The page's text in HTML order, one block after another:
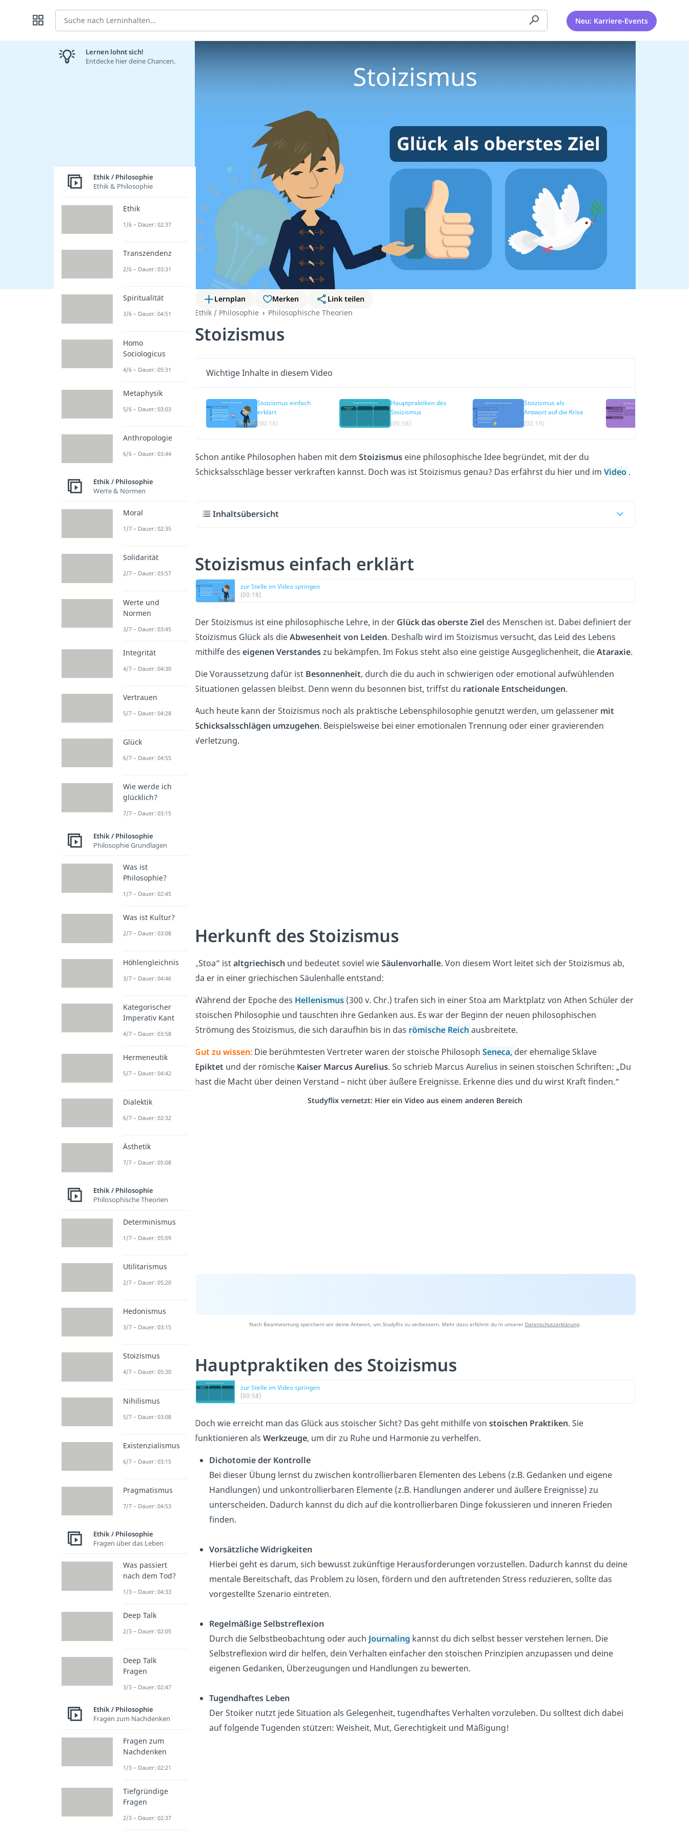
Suche Neu: Karriere-Events
Lernplan Merken
Link teilen
Ethik / Philosophie
Philosophische Theorien
Stoizismus
Wichtige Inhalte in diesem Video
Stoizismus einfach
erklärt
(00:18)
Hauptpraktiken des
Stoizismus
(00:58)
Stoizismus als
Antwort auf die Krise
(02:19)
Schon antike Philosophen haben mit dem Stoizismuseine philosophische Idee begründet, mit der du
Schicksalsschläge besser verkraften kannst. Doch was ist Stoizismus genau? Das erfährst du hier und im Video .
Inhaltsübersicht
Stoizismus einfach erklärt
zur Stelle im Video springen
(00:18)
Der Stoizismus ist eine philosophische Lehre, in der Glück das oberste Ziel des Menschen ist. Dabei definiert der
Stoizismus Glück als dieAbwesenheit von Leiden. Deshalb wird im Stoizismus versucht, das Leid des Lebens
mithilfe des eigenen Verstandeszu bekämpfen. Im Fokus steht also eine geistige Ausgeglichenheit, dieAtaraxie.
Die Voraussetzung dafür ist Besonnenheit, durch die du auch in schwierigen oder emotional aufwühlenden
Situationen gelassen bleibst. Denn wenn du besonnen bist, triffst du rationale Entscheidungen.
Auch heute kann der Stoizismus noch als praktische Lebensphilosophie genutzt werden, um gelassener mit
Schicksalsschlägen umzugehen. Beispielsweise bei einer emotionalen Trennung oder einer gravierenden
Verletzung.
Herkunft des Stoizismus
„Stoa“ istaltgriechisch und bedeutet soviel wieSäulenvorhalle. Von diesem Wort leitet sich der Stoizismus ab,
da er in einer griechischen Säulenhalle entstand:
Während der Epoche des Hellenismus (300 v. Chr.) trafen sich in einer Stoa am Marktplatz von Athen Schüler der
stoischen Philosophie und tauschten ihre Gedanken aus. Es war der Beginn der neuen philosophischen
Strömung des Stoizismus, die sich daraufhin bis in das römische Reich ausbreitete.
Gut zu wissen:Die berühmtesten Vertreter waren der stoische Philosoph Seneca, der ehemalige Sklave
Epiktet und der römische Kaiser Marcus Aurelius. So schrieb Marcus Aurelius in seinen stoischen Schriften: „Du
hast die Macht über deinen Verstand – nicht über äußere Ereignisse. Erkenne dies und du wirst Kraft finden.“
Studyflix vernetzt: Hier ein Video aus einem anderen Bereich
Nach Beantwortung speichern wir deine Antwort, um Studyflix zu verbessern. Mehr dazu erfährst du in unserer Datenschutzerklärung.
Hauptpraktiken des Stoizismus
zur Stelle im Video springen
(00:58)
Doch wie erreicht man das Glück aus stoischer Sicht? Das geht mithilfe von stoischen Praktiken. Sie
funktionieren als Werkzeuge, um dir zu Ruhe und Harmonie zu verhelfen.
Dichotomie der Kontrolle
Bei dieser Übung lernst du zwischen kontrollierbaren Elementen des Lebens (z.B. Gedanken und eigene
Handlungen) und unkontrollierbaren Elemente (z.B. Handlungen anderer und äußere Ereignisse) zu
unterscheiden. Dadurch kannst du dich auf die kontrollierbaren Dinge fokussieren und inneren Frieden
finden.
Vorsätzliche Widrigkeiten
Hierbei geht es darum, sich bewusst zukünftige Herausforderungen vorzustellen. Dadurch kannst du deine
mentale Bereitschaft, das Problem zu lösen, fördern und den auftretenden Stress reduzieren, sollte das
vorgestellte Szenario eintreten.
Regelmäßige Selbstreflexion
Durch die Selbstbeobachtung oder auch Journaling kannst du dich selbst besser verstehen lernen. Die
Selbstreflexion wird dir helfen, dein Verhalten einfacher den stoischen Prinzipien anzupassen und deine
eigenen Gedanken, Überzeugungen und Handlungen zu bewerten.
Tugendhaftes Leben
Der Stoiker nutzt jede Situation als Gelegenheit, tugendhaftes Verhalten vorzuleben. Du solltest dich dabei
auf folgende Tugenden stützen: Weisheit, Mut, Gerechtigkeit und Mäßigung!
Lernen lohnt sich!
Entdecke hier deine Chancen.
Ethik / Philosophie
Ethik & Philosophie
Ethik
1/6 – Dauer: 02:37
Transzendenz
2/6 – Dauer: 03:31
Spiritualität
3/6 – Dauer: 04:51
Homo
Sociologicus
4/6 – Dauer: 05:31
Metaphysik
5/6 – Dauer: 03:03
Anthropologie
6/6 – Dauer: 03:44
Ethik / Philosophie
Werte & Normen
Moral
1/7 – Dauer: 02:35
Solidarität
2/7 – Dauer: 03:57
Werte und
Normen
3/7 – Dauer: 03:45
Integrität
4/7 – Dauer: 04:30
Vertrauen
5/7 – Dauer: 04:28
Glück
6/7 – Dauer: 04:55
Wie werde ich
glücklich?
7/7 – Dauer: 03:15
Ethik / Philosophie
Philosophie Grundlagen
Was ist
Philosophie?
1/7 – Dauer: 02:45
Was ist Kultur?
2/7 – Dauer: 03:08
Höhlengleichnis
3/7 – Dauer: 04:46
Kategorischer
Imperativ Kant
4/7 – Dauer: 03:58
Hermeneutik
5/7 – Dauer: 04:42
Dialektik
6/7 – Dauer: 02:32
Ästhetik
7/7 – Dauer: 05:08
Ethik / Philosophie
Philosophische Theorien
Determinismus
1/7 – Dauer: 05:09
Utilitarismus
2/7 – Dauer: 05:20
Hedonismus
3/7 – Dauer: 03:15
Stoizismus
4/7 – Dauer: 05:30
Nihilismus
5/7 – Dauer: 03:08
Existenzialismus
6/7 – Dauer: 03:15
Pragmatismus
7/7 – Dauer: 04:53
Ethik / Philosophie
Fragen über das Leben
Was passiert
nach dem Tod?
1/3 – Dauer: 04:33
Deep Talk
2/3 – Dauer: 02:05
Deep Talk
Fragen
3/3 – Dauer: 02:47
Ethik / Philosophie
Fragen zum Nachdenken
Fragen zum
Nachdenken
1/3 – Dauer: 02:21
Tiefgründige
Fragen
2/3 – Dauer: 02:37